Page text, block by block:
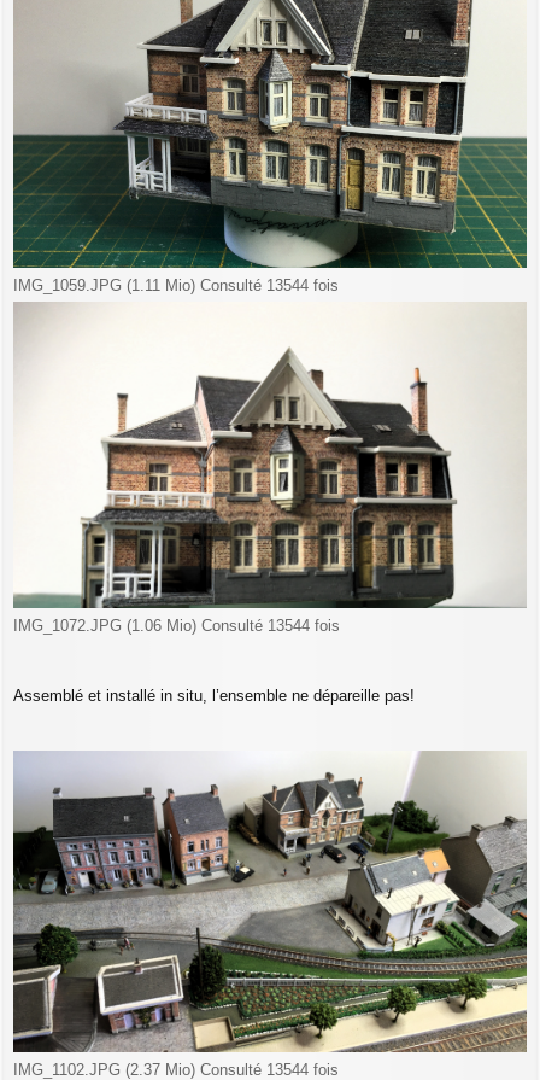
IMG_1059.JPG (1.11 Mio) Consulté 13544 fois
IMG_1072.JPG (1.06 Mio) Consulté 13544 fois
Assemblé et installé in situ, l’ensemble ne dépareille pas!
IMG_1102.JPG (2.37 Mio) Consulté 13544 fois